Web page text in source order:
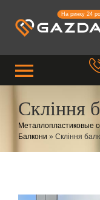
На ринку 24
Скління
Металлопластиковые
Балкони » Скління